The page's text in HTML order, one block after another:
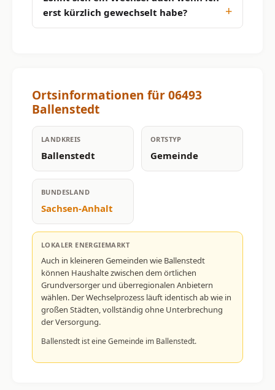
erst kürzlich gewechselt habe?
Ortsinformationen für 06493
Ballenstedt
LANDKREIS
Ballenstedt
ORTSTYP
Gemeinde
BUNDESLAND
Sachsen-Anhalt
LOKALER ENERGIEMARKT
Auch in kleineren Gemeinden wie Ballenstedt
können Haushalte zwischen dem örtlichen
Grundversorger und überregionalen Anbietern
wählen. Der Wechselprozess läuft identisch ab wie in
großen Städten, vollständig ohne Unterbrechung
der Versorgung.
Ballenstedt ist eine Gemeinde im Ballenstedt.